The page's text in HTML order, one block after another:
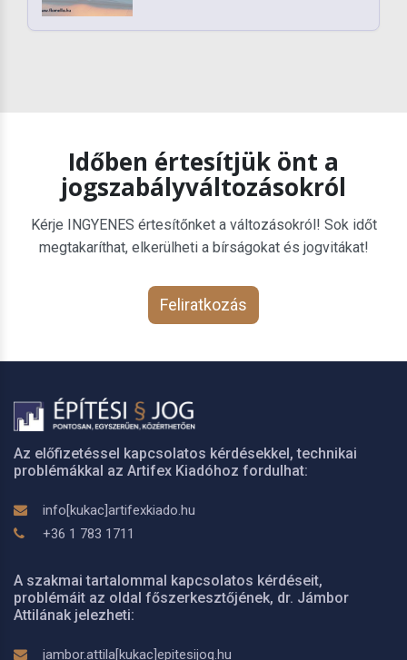
Időben értesítjük önt a
jogszabályváltozásokról
Kérje INGYENES értesítőnket a változásokról! Sok időt
megtakaríthat, elkerülheti a bírságokat és jogvitákat!
Feliratkozás
Az előfizetéssel kapcsolatos kérdésekkel, technikai
problémákkal az Artifex Kiadóhoz fordulhat:
info[kukac]artifexkiado.hu
+36 1 783 1711
A szakmai tartalommal kapcsolatos kérdéseit,
problémáit az oldal főszerkesztőjének, dr. Jámbor
Attilának jelezheti:
jambor.attila[kukac]epitesijog.hu